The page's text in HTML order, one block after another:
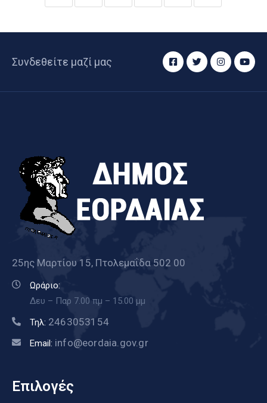
Συνδεθείτε μαζί μας
25ης Μαρτίου 15, Πτολεμαΐδα 502 00
Ωράριο:
Δευ – Παρ 7.00 πμ – 15.00 μμ
Τηλ: 2463053154
Email: info@eordaia.gov.gr
Επιλογές